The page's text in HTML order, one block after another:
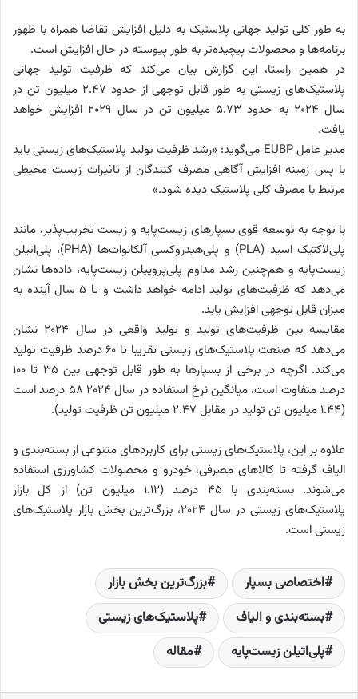
به طور کلی تولید جهانی پلاستیک به دلیل افزایش تقاضا همراه با ظهور
برنامه‌ها و محصولات پیچیده‌تر به طور پیوسته در حال افزایش است.
در همین راستا، این گزارش بیان می‌کند که ظرفیت تولید جهانی
پلاستیک‌های زیستی به طور قابل توجهی از حدود 2.47 میلیون تن در
سال 2024 به حدود 5.73 میلیون تن در سال 2029 افزایش خواهد
یافت.
مدیر عامل EUBP می‌گوید: «رشد ظرفیت تولید پلاستیک‌های زیستی باید
با پس زمینه افزایش آگاهی مصرف کنندگان از تاثیرات زیست محیطی
مرتبط با مصرف کلی پلاستیک دیده شود.»
با توجه به توسعه قوی بسپارهای زیست‌پایه و زیست تخریب‌پذیر، مانند
پلی‌لاکتیک اسید (PLA) و پلی‌هیدروکسی آلکانوات‌ها (PHA)، پلی‌اتیلن
زیست‌پایه و هم‌چنین رشد مداوم پلی‌پروپیلن زیست‌پایه، داده‌ها نشان
می‌دهد که ظرفیت‌های تولید ادامه خواهد داشت و تا 5 سال آینده به
میزان قابل توجهی افزایش یابد.
مقایسه بین ظرفیت‌های تولید و تولید واقعی در سال 2024 نشان
می‌دهد که صنعت پلاستیک‌های زیستی تقریبا تا 60 درصد ظرفیت تولید
می‌کند. اگرچه در برخی از بسپارها به طور قابل توجهی بین 35 تا 100
درصد متفاوت است، میانگین نرخ استفاده در سال 2024 58 درصد است
(1.44 میلیون تن تولید در مقابل 2.47 میلیون تن ظرفیت تولید).
علاوه بر این، پلاستیک‌های زیستی برای کاربردهای متنوعی از بسته‌بندی و
الیاف گرفته تا کالاهای مصرفی، خودرو و محصولات کشاورزی استفاده
می‌شوند. بسته‌بندی با 45 درصد (1.12 میلیون تن) از کل بازار
پلاستیک‌های زیستی در سال 2024، بزرگ‌ترین بخش بازار پلاستیک‌های
زیستی است.
اختصاصی بسپار
بزرگ‌ترین بخش بازار
بسته‌بندی و الیاف
پلاستیک‌های زیستی
پلی‌اتیلن زیست‌پایه
مقاله